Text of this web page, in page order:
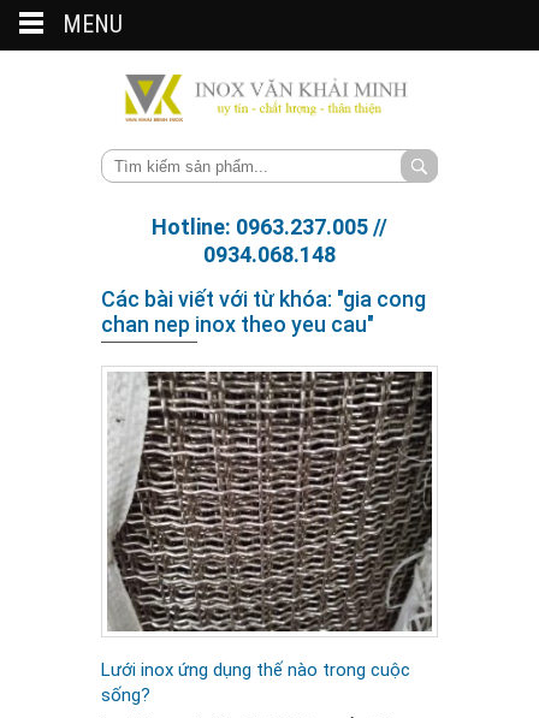
Hotline: 0963.237.005 //
0934.068.148
Các bài viết với từ khóa: "gia cong
chan nep inox theo yeu cau"
Lưới inox ứng dụng thế nào trong cuộc
sống?
MENU